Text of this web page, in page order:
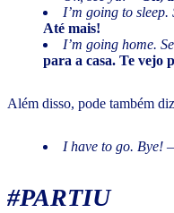
I’m going to sleep.
Até mais!
I’m going home.
para a casa. Te vejo
Além disso, pode também
I have to go. Bye! –
#PARTIU